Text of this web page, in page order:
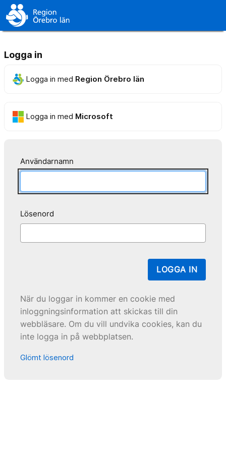
Logga in
Logga in med Region Örebro län
Logga in med Microsoft
Användarnamn
Lösenord
LOGGA IN
När du loggar in kommer en cookie med
inloggningsinformation att skickas till din
webbläsare. Om du vill undvika cookies, kan du
inte logga in på webbplatsen.
Glömt lösenord